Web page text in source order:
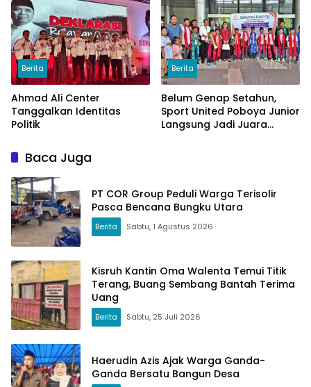
Berita
Ahmad Ali Center
Tanggalkan Identitas
Politik
Berita
Belum Genap Setahun,
Sport United Poboya Junior
Langsung Jadi Juara
Baca Juga
PT COR Group Peduli Warga Terisolir
Pasca Bencana Bungku Utara
Berita Sabtu, 1 Agustus 2026
Kisruh Kantin Oma Walenta Temui Titik
Terang, Buang Sembang Bantah Terima
Uang
Berita Sabtu, 25 Juli 2026
Haerudin Azis Ajak Warga Ganda-
Ganda Bersatu Bangun Desa